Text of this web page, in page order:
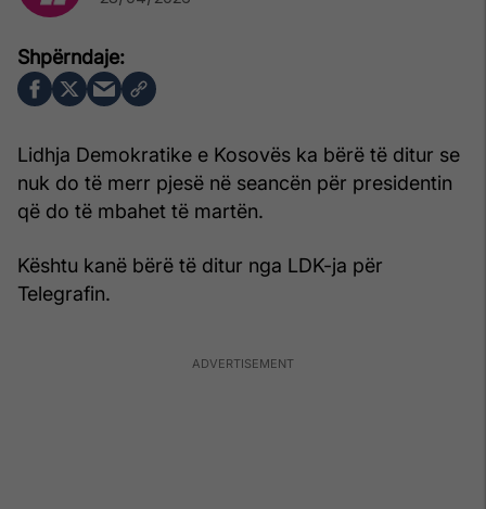
Lidhja Demokratike e Kosovës ka bërë të ditur se
nuk do të merr pjesë në seancën për presidentin
që do të mbahet të martën.
Kështu kanë bërë të ditur nga LDK-ja për
Telegrafin.